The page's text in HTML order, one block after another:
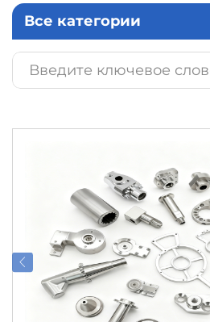
Связаться С Нами
Все категории